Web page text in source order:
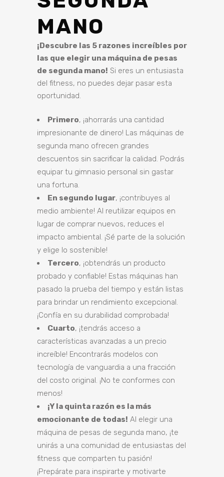
MANO
¡Descubre las 5 razones increíbles por
las que elegir una máquina de pesas
de segunda mano! Si eres un entusiasta
del fitness, no puedes dejar pasar esta
oportunidad.
Primero, ¡ahorrarás una cantidad
impresionante de dinero! Las máquinas de
segunda mano ofrecen grandes
descuentos sin sacrificar la calidad. Podrás
equipar tu gimnasio personal sin gastar
una fortuna.
En segundo lugar, ¡contribuyes al
medio ambiente! Al reutilizar equipos en
lugar de comprar nuevos, reduces el
impacto ambiental. ¡Sé parte de la solución
y elige lo sostenible!
Tercero, ¡obtendrás un producto
probado y confiable! Estas máquinas han
pasado la prueba del tiempo y están listas
para brindar un rendimiento excepcional.
¡Confía en su durabilidad comprobada!
Cuarto, ¡tendrás acceso a
características avanzadas a un precio
increíble! Encontrarás modelos con
tecnología de vanguardia a una fracción
del costo original. ¡No te conformes con
menos!
¡Y la quinta razón es la más
emocionante de todas! Al elegir una
máquina de pesas de segunda mano, ¡te
unirás a una comunidad de entusiastas del
fitness que comparten tu pasión!
¡Prepárate para inspirarte y motivarte